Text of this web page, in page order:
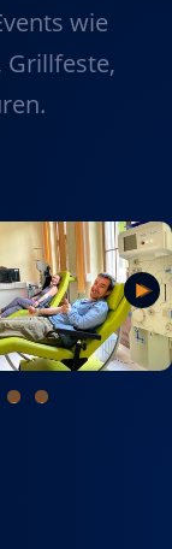
wie
Grillfeste,
0 1